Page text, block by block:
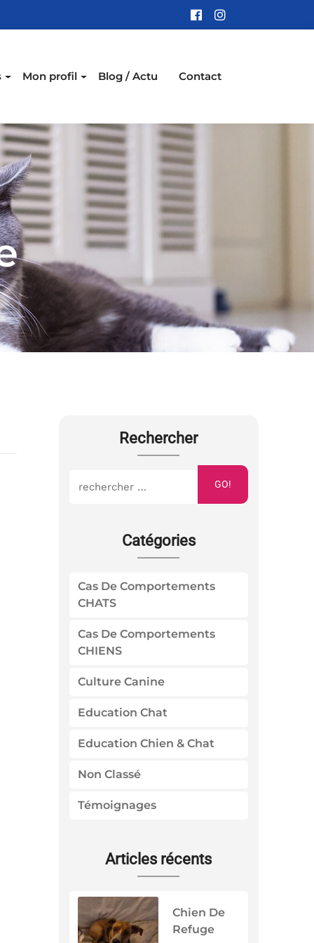
Mon profil Blog / Actu Contact
Rechercher
GO!
Catégories
Cas De Comportements
CHATS
Cas De Comportements
CHIENS
Culture Canine
Education Chat
Education Chien & Chat
Non Classé
Témoignages
Articles récents
Chien De
Refuge